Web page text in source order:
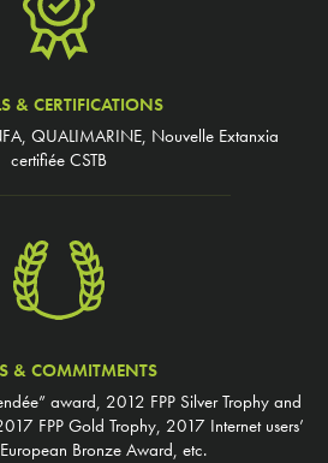
& CERTIFICATIONS
QUALIMARINE, Nouvelle Extanxia
certifiée CSTB
& COMMITMENTS
award, 2012 FPP Silver Trophy and
FPP Gold Trophy, 2017 Internet users’
Bronze Award, etc.